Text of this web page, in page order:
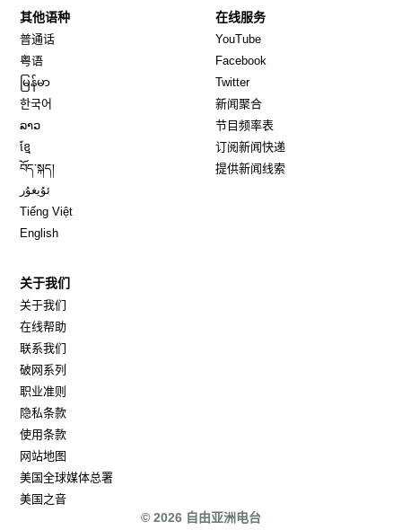
其他语种
普通话
粤语
မြန်မာ
한국어
ລາວ
ខ្មែ
བོད་སྐད།
ئۇيغۇر
Tiếng Việt
English
在线服务
YouTube
Facebook
TwitterOpens in new window
新闻聚合
节目频率表
订阅新闻快递
提供新闻线索
关于我们
关于我们
在线帮助
联系我们
破网系列
职业准则
隐私条款
使用条款
网站地图
美国全球媒体总署
美国之音
© 2026 自由亚洲电台